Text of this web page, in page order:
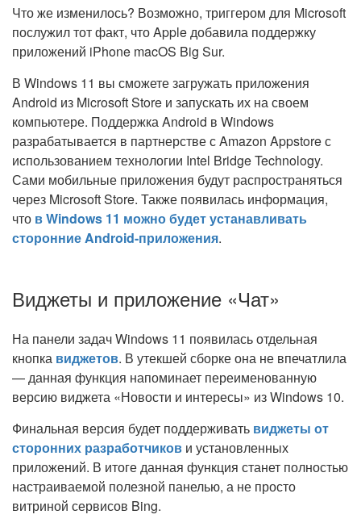
Что же изменилось? Возможно, триггером для Microsoft
послужил тот факт, что Apple добавила поддержку
приложений iPhone macOS Big Sur.
В Windows 11 вы сможете загружать приложения
Android из Microsoft Store и запускать их на своем
компьютере. Поддержка Android в Windows
разрабатывается в партнерстве с Amazon Appstore с
использованием технологии Intel Bridge Technology.
Сами мобильные приложения будут распространяться
через Microsoft Store. Также появилась информация,
что в Windows 11 можно будет устанавливать
сторонние Android-приложения.
Виджеты и приложение «Чат»
На панели задач Windows 11 появилась отдельная
кнопка виджетов. В утекшей сборке она не впечатлила
— данная функция напоминает переименованную
версию виджета «Новости и интересы» из Windows 10.
Финальная версия будет поддерживать виджеты от
сторонних разработчиков и установленных
приложений. В итоге данная функция станет полностью
настраиваемой полезной панелью, а не просто
витриной сервисов Bing.